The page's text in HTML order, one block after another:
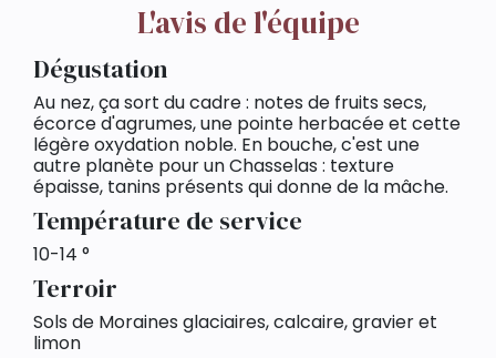
L'avis de l'équipe
Dégustation
Au nez, ça sort du cadre : notes de fruits secs,
écorce d'agrumes, une pointe herbacée et cette
légère oxydation noble. En bouche, c'est une
autre planète pour un Chasselas : texture
épaisse, tanins présents qui donne de la mâche.
Température de service
10-14 °
Terroir
Sols de Moraines glaciaires, calcaire, gravier et
limon